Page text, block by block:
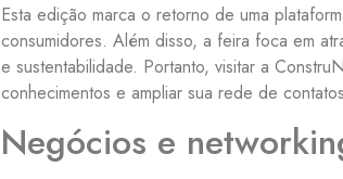
Esta edição marca o retorno de uma
consumidores. Além disso, a feira foca em
e sustentabilidade. Portanto, visitar a
conhecimentos e ampliar sua rede de
Negócios e